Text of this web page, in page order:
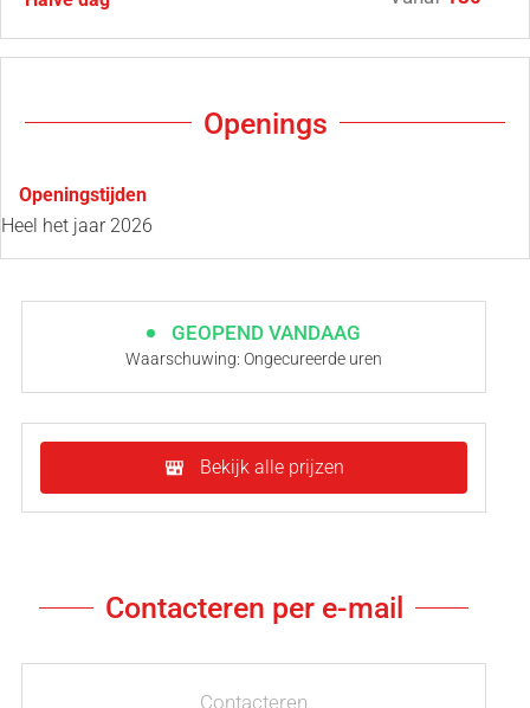
Openings
Openingstijden
Heel het jaar 2026
GEOPEND VANDAAG
Waarschuwing: Ongecureerde uren
Bekijk alle prijzen
Contacteren per e-mail
Contacteren